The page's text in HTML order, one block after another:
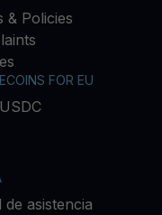
& Policies
FOR EU
USDC
de asistencia